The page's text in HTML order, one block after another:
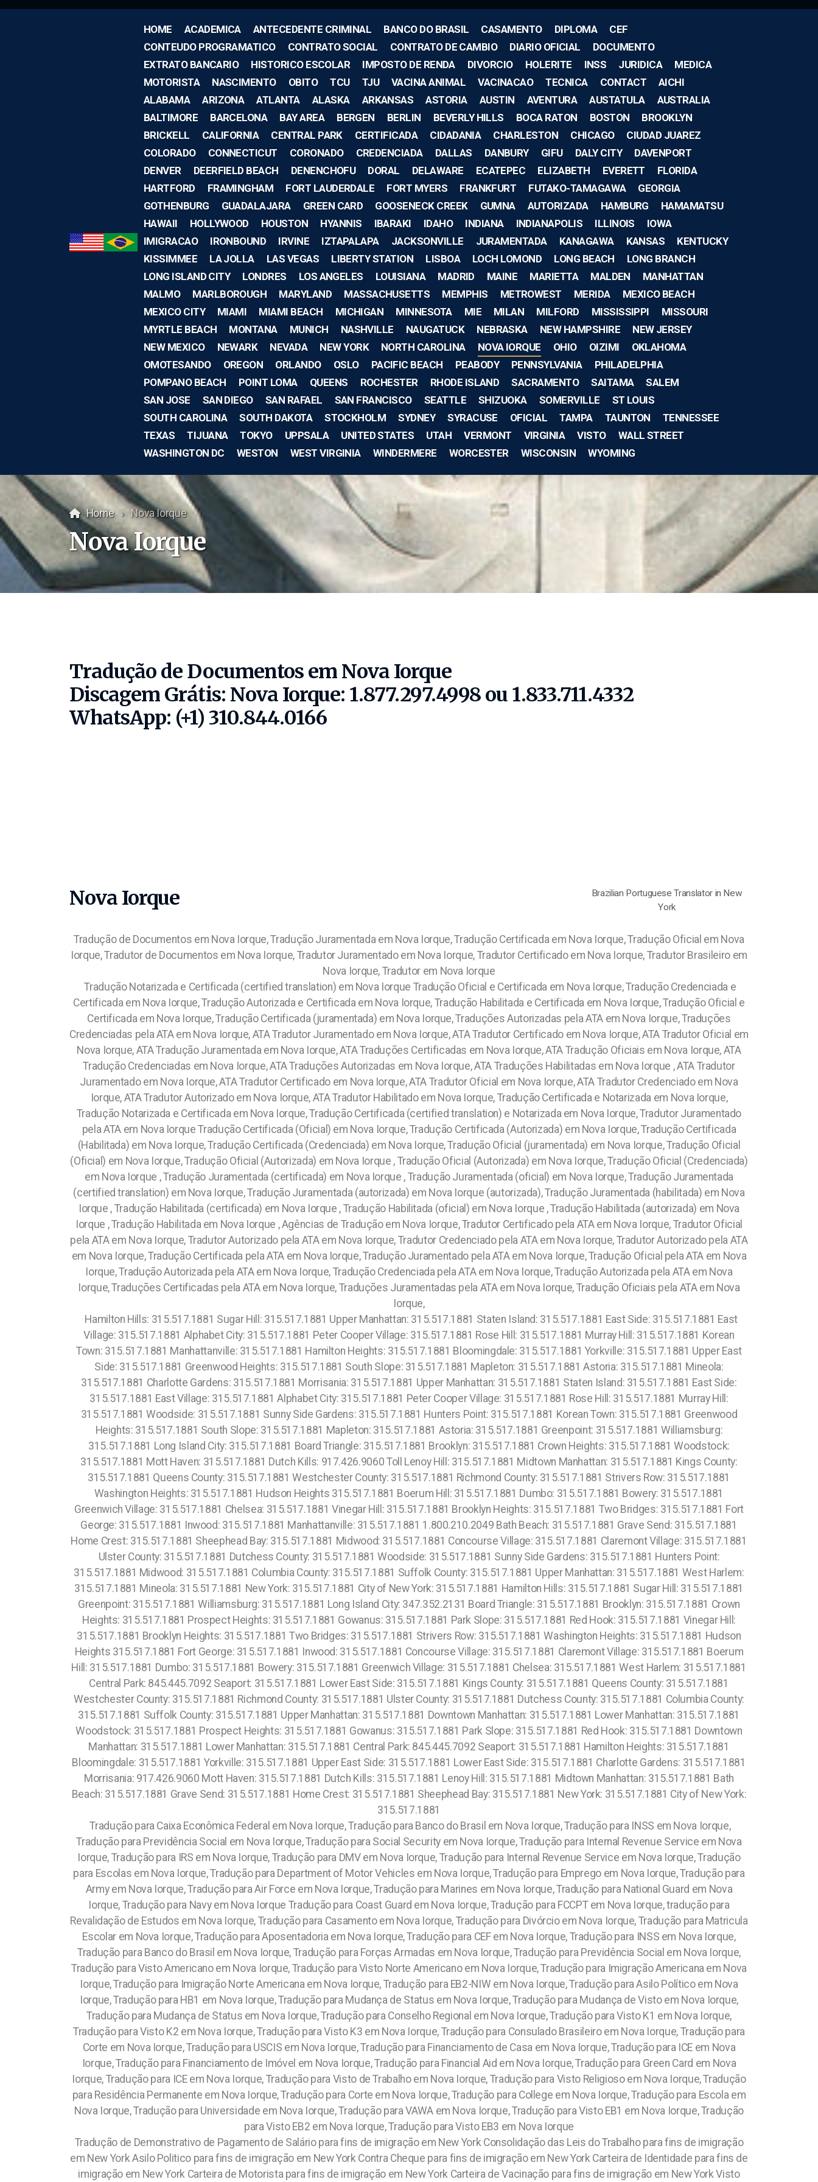
HOME ACADEMICA ANTECEDENTE CRIMINAL BANCO DO BRASIL CASAMENTO DIPLOMA
CEF
CONTEUDO PROGRAMATICO
CONTRATO SOCIAL CONTRATO DE CAMBIO DIARIO OFICIAL
DOCUMENTO
EXTRATO BANCARIO
HISTORICO ESCOLAR IMPOSTO DE RENDA DIVORCIO HOLERITE INSS JURIDICA
MEDICA
MOTORISTA
NASCIMENTO OBITO TCU TJU VACINA ANIMAL VACINACAO TECNICA CONTACT
AICHI
ALABAMA
ARIZONA ATLANTA ALASKA ARKANSAS ASTORIA AUSTIN AVENTURA AUSTATULA
AUSTRALIA
BALTIMORE
BARCELONA BAY AREA BERGEN BERLIN BEVERLY HILLS BOCA RATON BOSTON
BROOKLYN
BRICKELL
CALIFORNIA CENTRAL PARK CERTIFICADA CIDADANIA CHARLESTON CHICAGO
CIUDAD JUAREZ
COLORADO
CONNECTICUT CORONADO CREDENCIADA DALLAS DANBURY GIFU DALY CITY
DAVENPORT
DENVER
DEERFIELD BEACH DENENCHOFU DORAL DELAWARE ECATEPEC ELIZABETH EVERETT
FLORIDA
HARTFORD
FRAMINGHAM FORT LAUDERDALE FORT MYERS FRANKFURT FUTAKO-TAMAGAWA
GEORGIA
GOTHENBURG
GUADALAJARA GREEN CARD GOOSENECK CREEK GUMNA AUTORIZADA HAMBURG
HAMAMATSU
HAWAII
HOLLYWOOD HOUSTON HYANNIS IBARAKI IDAHO INDIANA INDIANAPOLIS ILLINOIS
IOWA
IMIGRACAO
IRONBOUND IRVINE IZTAPALAPA JACKSONVILLE JURAMENTADA KANAGAWA KANSAS
KENTUCKY
KISSIMMEE
LA JOLLA LAS VEGAS LIBERTY STATION LISBOA LOCH LOMOND LONG BEACH
LONG BRANCH
LONG ISLAND CITY
LONDRES LOS ANGELES LOUISIANA MADRID MAINE MARIETTA MALDEN
MANHATTAN
MALMO
MARLBOROUGH MARYLAND MASSACHUSETTS MEMPHIS METROWEST MERIDA
MEXICO BEACH
MEXICO CITY
MIAMI MIAMI BEACH MICHIGAN MINNESOTA MIE MILAN MILFORD MISSISSIPPI
MISSOURI
MYRTLE BEACH
MONTANA MUNICH NASHVILLE NAUGATUCK NEBRASKA NEW HAMPSHIRE
NEW JERSEY
NEW MEXICO
NEWARK NEVADA NEW YORK NORTH CAROLINA NOVA IORQUE OHIO OIZIMI
OKLAHOMA
OMOTESANDO
OREGON ORLANDO OSLO PACIFIC BEACH PEABODY PENNSYLVANIA
PHILADELPHIA
POMPANO BEACH
POINT LOMA QUEENS ROCHESTER RHODE ISLAND SACRAMENTO SAITAMA
SALEM
SAN JOSE
SAN DIEGO SAN RAFAEL SAN FRANCISCO SEATTLE SHIZUOKA SOMERVILLE
ST LOUIS
SOUTH CAROLINA
SOUTH DAKOTA STOCKHOLM SYDNEY SYRACUSE OFICIAL TAMPA TAUNTON
TENNESSEE
TEXAS
TIJUANA TOKYO UPPSALA UNITED STATES UTAH VERMONT VIRGINIA VISTO
WALL STREET
WASHINGTON DC
WESTON WEST VIRGINIA WINDERMERE WORCESTER WISCONSIN WYOMING
Home Nova Iorque
Nova Iorque
Tradução de Documentos em Nova Iorque
Discagem Grátis: Nova Iorque: 1.877.297.4998 ou 1.833.711.4332
WhatsApp: (+1) 310.844.0166
Brazilian Portuguese Translator in New
York
Nova Iorque
Tradução de Documentos em Nova Iorque, Tradução Juramentada em Nova Iorque, Tradução Certificada em Nova Iorque, Tradução Oficial em Nova
Iorque, Tradutor de Documentos em Nova Iorque, Tradutor Juramentado em Nova Iorque, Tradutor Certificado em Nova Iorque, Tradutor Brasileiro em
Nova Iorque, Tradutor em Nova Iorque
Tradução Notarizada e Certificada (certified translation) em Nova Iorque Tradução Oficial e Certificada em Nova Iorque, Tradução Credenciada e
Certificada em Nova Iorque, Tradução Autorizada e Certificada em Nova Iorque, Tradução Habilitada e Certificada em Nova Iorque, Tradução Oficial e
Certificada em Nova Iorque, Tradução Certificada (juramentada) em Nova Iorque, Traduções Autorizadas pela ATA em Nova Iorque, Traduções
Credenciadas pela ATA em Nova Iorque, ATA Tradutor Juramentado em Nova Iorque, ATA Tradutor Certificado em Nova Iorque, ATA Tradutor Oficial em
Nova Iorque, ATA Tradução Juramentada em Nova Iorque, ATA Traduções Certificadas em Nova Iorque, ATA Tradução Oficiais em Nova Iorque, ATA
Tradução Credenciadas em Nova Iorque, ATA Traduções Autorizadas em Nova Iorque, ATA Traduções Habilitadas em Nova Iorque , ATA Tradutor
Juramentado em Nova Iorque, ATA Tradutor Certificado em Nova Iorque, ATA Tradutor Oficial em Nova Iorque, ATA Tradutor Credenciado em Nova
Iorque, ATA Tradutor Autorizado em Nova Iorque, ATA Tradutor Habilitado em Nova Iorque, Tradução Certificada e Notarizada em Nova Iorque,
Tradução Notarizada e Certificada em Nova Iorque, Tradução Certificada (certified translation) e Notarizada em Nova Iorque, Tradutor Juramentado
pela ATA em Nova Iorque Tradução Certificada (Oficial) em Nova Iorque, Tradução Certificada (Autorizada) em Nova Iorque, Tradução Certificada
(Habilitada) em Nova Iorque, Tradução Certificada (Credenciada) em Nova Iorque, Tradução Oficial (juramentada) em Nova Iorque, Tradução Oficial
(Oficial) em Nova Iorque, Tradução Oficial (Autorizada) em Nova Iorque , Tradução Oficial (Autorizada) em Nova Iorque, Tradução Oficial (Credenciada)
em Nova Iorque , Tradução Juramentada (certificada) em Nova Iorque , Tradução Juramentada (oficial) em Nova Iorque, Tradução Juramentada
(certified translation) em Nova Iorque, Tradução Juramentada (autorizada) em Nova Iorque (autorizada), Tradução Juramentada (habilitada) em Nova
Iorque , Tradução Habilitada (certificada) em Nova Iorque , Tradução Habilitada (oficial) em Nova Iorque , Tradução Habilitada (autorizada) em Nova
Iorque , Tradução Habilitada em Nova Iorque , Agências de Tradução em Nova Iorque, Tradutor Certificado pela ATA em Nova Iorque, Tradutor Oficial
pela ATA em Nova Iorque, Tradutor Autorizado pela ATA em Nova Iorque, Tradutor Credenciado pela ATA em Nova Iorque, Tradutor Autorizado pela ATA
em Nova Iorque, Tradução Certificada pela ATA em Nova Iorque, Tradução Juramentado pela ATA em Nova Iorque, Tradução Oficial pela ATA em Nova
Iorque, Tradução Autorizada pela ATA em Nova Iorque, Tradução Credenciada pela ATA em Nova Iorque, Tradução Autorizada pela ATA em Nova
Iorque, Traduções Certificadas pela ATA em Nova Iorque, Traduções Juramentadas pela ATA em Nova Iorque, Tradução Oficiais pela ATA em Nova
Iorque,
Hamilton Hills: 315.517.1881 Sugar Hill: 315.517.1881 Upper Manhattan: 315.517.1881 Staten Island: 315.517.1881 East Side: 315.517.1881 East
Village: 315.517.1881 Alphabet City: 315.517.1881 Peter Cooper Village: 315.517.1881 Rose Hill: 315.517.1881 Murray Hill: 315.517.1881 Korean
Town: 315.517.1881 Manhattanville: 315.517.1881 Hamilton Heights: 315.517.1881 Bloomingdale: 315.517.1881 Yorkville: 315.517.1881 Upper East
Side: 315.517.1881 Greenwood Heights: 315.517.1881 South Slope: 315.517.1881 Mapleton: 315.517.1881 Astoria: 315.517.1881 Mineola:
315.517.1881 Charlotte Gardens: 315.517.1881 Morrisania: 315.517.1881 Upper Manhattan: 315.517.1881 Staten Island: 315.517.1881 East Side:
315.517.1881 East Village: 315.517.1881 Alphabet City: 315.517.1881 Peter Cooper Village: 315.517.1881 Rose Hill: 315.517.1881 Murray Hill:
315.517.1881 Woodside: 315.517.1881 Sunny Side Gardens: 315.517.1881 Hunters Point: 315.517.1881 Korean Town: 315.517.1881 Greenwood
Heights: 315.517.1881 South Slope: 315.517.1881 Mapleton: 315.517.1881 Astoria: 315.517.1881 Greenpoint: 315.517.1881 Williamsburg:
315.517.1881 Long Island City: 315.517.1881 Board Triangle: 315.517.1881 Brooklyn: 315.517.1881 Crown Heights: 315.517.1881 Woodstock:
315.517.1881 Mott Haven: 315.517.1881 Dutch Kills: 917.426.9060 Toll Lenoy Hill: 315.517.1881 Midtown Manhattan: 315.517.1881 Kings County:
315.517.1881 Queens County: 315.517.1881 Westchester County: 315.517.1881 Richmond County: 315.517.1881 Strivers Row: 315.517.1881
Washington Heights: 315.517.1881 Hudson Heights 315.517.1881 Boerum Hill: 315.517.1881 Dumbo: 315.517.1881 Bowery: 315.517.1881
Greenwich Village: 315.517.1881 Chelsea: 315.517.1881 Vinegar Hill: 315.517.1881 Brooklyn Heights: 315.517.1881 Two Bridges: 315.517.1881 Fort
George: 315.517.1881 Inwood: 315.517.1881 Manhattanville: 315.517.1881 1.800.210.2049 Bath Beach: 315.517.1881 Grave Send: 315.517.1881
Home Crest: 315.517.1881 Sheephead Bay: 315.517.1881 Midwood: 315.517.1881 Concourse Village: 315.517.1881 Claremont Village: 315.517.1881
Ulster County: 315.517.1881 Dutchess County: 315.517.1881 Woodside: 315.517.1881 Sunny Side Gardens: 315.517.1881 Hunters Point:
315.517.1881 Midwood: 315.517.1881 Columbia County: 315.517.1881 Suffolk County: 315.517.1881 Upper Manhattan: 315.517.1881 West Harlem:
315.517.1881 Mineola: 315.517.1881 New York: 315.517.1881 City of New York: 315.517.1881 Hamilton Hills: 315.517.1881 Sugar Hill: 315.517.1881
Greenpoint: 315.517.1881 Williamsburg: 315.517.1881 Long Island City: 347.352.2131 Board Triangle: 315.517.1881 Brooklyn: 315.517.1881 Crown
Heights: 315.517.1881 Prospect Heights: 315.517.1881 Gowanus: 315.517.1881 Park Slope: 315.517.1881 Red Hook: 315.517.1881 Vinegar Hill:
315.517.1881 Brooklyn Heights: 315.517.1881 Two Bridges: 315.517.1881 Strivers Row: 315.517.1881 Washington Heights: 315.517.1881 Hudson
Heights 315.517.1881 Fort George: 315.517.1881 Inwood: 315.517.1881 Concourse Village: 315.517.1881 Claremont Village: 315.517.1881 Boerum
Hill: 315.517.1881 Dumbo: 315.517.1881 Bowery: 315.517.1881 Greenwich Village: 315.517.1881 Chelsea: 315.517.1881 West Harlem: 315.517.1881
Central Park: 845.445.7092 Seaport: 315.517.1881 Lower East Side: 315.517.1881 Kings County: 315.517.1881 Queens County: 315.517.1881
Westchester County: 315.517.1881 Richmond County: 315.517.1881 Ulster County: 315.517.1881 Dutchess County: 315.517.1881 Columbia County:
315.517.1881 Suffolk County: 315.517.1881 Upper Manhattan: 315.517.1881 Downtown Manhattan: 315.517.1881 Lower Manhattan: 315.517.1881
Woodstock: 315.517.1881 Prospect Heights: 315.517.1881 Gowanus: 315.517.1881 Park Slope: 315.517.1881 Red Hook: 315.517.1881 Downtown
Manhattan: 315.517.1881 Lower Manhattan: 315.517.1881 Central Park: 845.445.7092 Seaport: 315.517.1881 Hamilton Heights: 315.517.1881
Bloomingdale: 315.517.1881 Yorkville: 315.517.1881 Upper East Side: 315.517.1881 Lower East Side: 315.517.1881 Charlotte Gardens: 315.517.1881
Morrisania: 917.426.9060 Mott Haven: 315.517.1881 Dutch Kills: 315.517.1881 Lenoy Hill: 315.517.1881 Midtown Manhattan: 315.517.1881 Bath
Beach: 315.517.1881 Grave Send: 315.517.1881 Home Crest: 315.517.1881 Sheephead Bay: 315.517.1881 New York: 315.517.1881 City of New York:
315.517.1881
Tradução para Caixa Econômica Federal em Nova Iorque, Tradução para Banco do Brasil em Nova Iorque, Tradução para INSS em Nova Iorque,
Tradução para Previdência Social em Nova Iorque, Tradução para Social Security em Nova Iorque, Tradução para Internal Revenue Service em Nova
Iorque, Tradução para IRS em Nova Iorque, Tradução para DMV em Nova Iorque, Tradução para Internal Revenue Service em Nova Iorque, Tradução
para Escolas em Nova Iorque, Tradução para Department of Motor Vehicles em Nova Iorque, Tradução para Emprego em Nova Iorque, Tradução para
Army em Nova Iorque, Tradução para Air Force em Nova Iorque, Tradução para Marines em Nova Iorque, Tradução para National Guard em Nova
Iorque, Tradução para Navy em Nova Iorque Tradução para Coast Guard em Nova Iorque, Tradução para FCCPT em Nova Iorque, tradução para
Revalidação de Estudos em Nova Iorque, Tradução para Casamento em Nova Iorque, Tradução para Divórcio em Nova Iorque, Tradução para Matricula
Escolar em Nova Iorque, Tradução para Aposentadoria em Nova Iorque, Tradução para CEF em Nova Iorque, Tradução para INSS em Nova Iorque,
Tradução para Banco do Brasil em Nova Iorque, Tradução para Forças Armadas em Nova Iorque, Tradução para Previdência Social em Nova Iorque,
Tradução para Visto Americano em Nova Iorque, Tradução para Visto Norte Americano em Nova Iorque, Tradução para Imigração Americana em Nova
Iorque, Tradução para Imigração Norte Americana em Nova Iorque, Tradução para EB2-NIW em Nova Iorque, Tradução para Asilo Político em Nova
Iorque, Tradução para HB1 em Nova Iorque, Tradução para Mudança de Status em Nova Iorque, Tradução para Mudança de Visto em Nova Iorque,
Tradução para Mudança de Status em Nova Iorque, Tradução para Conselho Regional em Nova Iorque, Tradução para Visto K1 em Nova Iorque,
Tradução para Visto K2 em Nova Iorque, Tradução para Visto K3 em Nova Iorque, Tradução para Consulado Brasileiro em Nova Iorque, Tradução para
Corte em Nova Iorque, Tradução para USCIS em Nova Iorque, Tradução para Financiamento de Casa em Nova Iorque, Tradução para ICE em Nova
Iorque, Tradução para Financiamento de Imóvel em Nova Iorque, Tradução para Financial Aid em Nova Iorque, Tradução para Green Card em Nova
Iorque, Tradução para ICE em Nova Iorque, Tradução para Visto de Trabalho em Nova Iorque, Tradução para Visto Religioso em Nova Iorque, Tradução
para Residência Permanente em Nova Iorque, Tradução para Corte em Nova Iorque, Tradução para College em Nova Iorque, Tradução para Escola em
Nova Iorque, Tradução para Universidade em Nova Iorque, Tradução para VAWA em Nova Iorque, Tradução para Visto EB1 em Nova Iorque, Tradução
para Visto EB2 em Nova Iorque, Tradução para Visto EB3 em Nova Iorque
Tradução de Demonstrativo de Pagamento de Salário para fins de imigração em New York Consolidação das Leis do Trabalho para fins de imigração em New York Asilo Politico para fins de imigração em New York Contra Cheque para fins de imigração em New York Carteira de Identidade para fins de imigração em New York Carteira de Motorista para fins de imigração em New York Carteira de Vacinação para fins de imigração em New York Visto Norte Americano para fins de imigração em New York Carta de Recomendação para fins de imigração em New York Histórico Escolar para fins de imigração em New York Carteira de Identidade para fins de imigração em New York Exame Médico para fins de imigração em New York Holerite para fins de imigração em New York Carteira de Vacinação para fins de imigração em New York Carteira Profissional para fins de imigração em New York Relatório Médico para fins de imigração em New York Carteira de Habilitação para fins de imigração em New York Comprovante de Renda para fins de imigração em New York Plano de Negócios para fins de imigração em New York Carta de Recomendação para fins de imigração em New York Certificado Brasileiro para fins de imigração em New York Certidão de Nascimento brasileira para fins de imigração em New York Certidão de Casamento brasileira para fins de imigração em New York Imposto de Renda para fins de imigração em New York Relatório Médico para fins de imigração em New York Carteira Profissional para fins de imigração em New York Contrato de Compra e Venda para fins de imigração em New York Certidão de Divórcio brasileira para fins de imigração em New York Certidão Negativa brasileira para fins de imigração em New York Atos Constitutivos para fins de imigração em New York Fundo de Garantia por Tempo de Serviço (FGTS) para fins de imigração em New York Termo de Quitação de Rescisão do Contrato de Trabalho para fins de imigração em New York Fundo de Garantia por Tempo de Serviço (FGTS) para fins de imigração em New York Carteira de Habilitação para fins de imigração em New York Certidão de Divórcio brasileira para fins de imigração em New York Green Card para fins de imigração em New York Visto Americano para fins de imigração em New York Visto Norte Americano para fins de imigração em New York Declaração de Renda para fins de imigração em New York Contrato Trabalhistico para fins de imigração em New York Contrato de Trabalho para fins de imigração em New York Visto Americano para fins de imigração em New York Business Plan para fins de imigração em New York Receita de Remeédio para fins de imigração em New York Extrato Bancário para fins de imigração em New York Antecedente Criminal para fins de imigração em New York Guia de Recolhimento Rescisório do FGTS para fins de imigração em New York Guia para Recolhimento Individual do FGTS para fins de imigração em New York Aviso Prévio para fins de imigração em New York Termo de Quitação de Rescisão do Contrato de Trabalho para fins de imigração em New York Extrato de Conta do Fundo de Guarantia - FGTS para fins de imigração em New York EB2-NIW para fins de imigração em New York Diploma Brasileiro para fins de imigração em New York Exame Médico para fins de imigração em New York Extrato Bancário para fins de imigração em New York Diploma Universitário para fins de imigração em New York Diploma de Faculdade para fins de imigração em New York Demonstrativo de Pagamento de Salário para fins de imigração em New York Consolidação das Leis do Trabalho para fins de imigração em New York Asilo Politico para fins de imigração em New York Brazilian Power of Attorney Translation for US Immigration Purposes in New York – Official Portuguese (Brazil) USCIS Translation in New York - Certidão Negativa brasileira para fins de imigração em New York Diploma Brasileiro para fins de imigração em New York Comprovação de Renda para fins de imigração em New York Histórico Escolar para fins de imigração em New York Estados Unidos New York – Brazilian Auditing Translation for US Immigration Purposes in New York – Brazilian Education Records Translation for US Immigration Purposes in New York - Official Portuguese to English Translation for US Immigration Purposes in New York – Brazilian Check Stub Translation for US Immigration Purposes in New York – Brazilian Employer Verification Translation for US Immigration Purposes in New York Consecutive Portuguese to English Interpreter in New York - Simultaneous Brazilian Interpreter in New York - Tradutor em New York (@Tradutor em New York ) Tradutor Certificado em New York (@tradutor certificado em New York ) Tradutor Juramentado em New York (@tradutor juramentado em New York ) Tradutor Oficial em New York (@tradutor oficial em New York ) Tradutor em New York (@Tradutor em New York ) Tradutor Certificado em New York (@tradutor certificado em New York ) Tradutor Juramentado em New York (@tradutor juramentado em New York ) Tradutor Oficial em New York (@tradutor oficial em New York ) Tradutor certificado Português ↔️ English New York Tradutor juramentado Português ↔️ English New York Tradutor oficial Português ↔️ English New York Tradutor credenciado Português ↔️ English New York Tradutor autorizado Português ↔️ English New York Tradutor reconhecido Português ↔️ English New York Tradutor aprovado Português ↔️ English New York Tradutor Juramentado e Certificado | New York Tradução Certificado e Juramnentado | New York Tradutor Certificado (Certified Translator em New York ) Tradutor Juramentado (Certified Translator em New York ) Tradutor Oficial (Official Translator em New York ) Immigration Certified Translator in New York Certified Immigration Translator in New York Certified Portuguese Translator in New York Portuguese Certified Translator in New York Brazilian Translator in New York Portuguese Translator in New York Brazilian Portuguese Translator in New York Certified Portuguese (Brazil) Translator in New York Certified Brazil (Portuguese) Translator in New York Immigration Official Translator in New York Official Immigration Translator in New York Official Portuguese Translator in New York Portuguese Official Translator in New York Official Brazilian Translator in New York Official Portuguese Translator in New York Official Brazilian Portuguese Translator in New York Official Portuguese (Brazil) Translator in New York n Official Brazil (Portuguese) Translator in New York Tradutor para USCIS em New York Tradutor Juramentado para USCIS em New York Tradutor Certificado para USCIS em New York Tradutor Oficial para USCIS em New York Tradutor para a USCIS em New York Tradutor para o USCIS em New York Tradutor junto ao USCIS em New York Tradutor autorizado USCIS em New York Tradutor credenciado USCIS em New York Tradutor reconhecido USCIS em New York Tradutor para Imigração USCIS em New York Tradutor para Imigração Americana em New York Tradutor para Imigração Norte Americana em New York Tradutor para Imigração dos New York em New York Tradutor para Imigração dos EUA em New York Tradutor Credenciado Oficial a USCIS em New York Tradutor Credenciado Certificado à USCIS em New York Tradutor Credenciado Juramentado à USCIS em New York Tradutor Credenciado Reconhecido à USCIS em New York Tradutor Credenciado Aceito à USCIS em New York Tradutor Credenciado Habilitado à USCIS em New York Tradutor Credenciado Experiente à USCIS em New York Tradutor Credenciado Competente à USCIS em New York Tradutor Credenciado Junto à USCIS em New York Brazilian Document Translator in New York Official Brazilian Document Translator in New York Certified Brazilian Document Translator in New York Portuguese Document Translator in New York - Brazilian Financial Translation for US Immigration Purposes in New York - Official Portuguese Document Translator in New York Certified Portuguese Document Translator in New York Tradutor para Green Card em New York Tradutor para Green Card Americano em New York Tradutor para Green Card Norte Ameriano em New York Tradutor para Visto Americano em New York Tradutor para Visto Norte Americano em New York Tradutor para Visto EB2-NIW em New York Tradutor para Visto EB1 em New York Tradutor para Visto EB3 em New York Tradutor da ATA em New York Tradutor da American Translator Association em New York ATA Member in New York Certified ATA Member in New York Official ATA Member in New York Tradutor Juramentado da ATA em New York Tradutor Certificado da ATA em New York Tradutor Oficial da ATA em New York Tradutor Credenciado da ATA em New York CRCDF para USCIS em New York - USCIS Portuguese Document Translation in New York - USCIS Certified Translation Services in New York - Brazilian Document Translation for USCIS in New York - Portuguese Document Translation for USCIS in New York - Translate Brazilian Documents for USCIS in New York - Translate Portuguese Documents for USCIS in New York - USCIS Approved Translator Near Me in New York - Translate Documents for USCIS in New York - USCIS Translation Requirements in New York - USCIS Document Translation Requirements in New York - Certified Translation for USCIS in New York - USCIS Official Translator in New York - Brazilian CPF Translation for US Immigration Purposes in New York - Brazilian Contract Translation for US Immigration Purposes in New York - Traduções Certificadas Para o USCIS em New York - Traduções Juramentadas Para o USCIS em New York - Tradução Oficial USCIS em New York - Brazilian Purchase and Sale Translation for US Immigration Purposes in New York - Brazilian Individual Income Translation for US Immigration Purposes in New York – Brazilian Corporate Tax Adoption Translation for US Immigration Purposes in New York - Brazilian Portuguese Translation for US Immigration Purposes in New York – Certified Brazilian Portuguese Translation for US Immigration Purposes in New York - Brazilian Translation Services for US Immigration Purposes in New York – Portuguese Translation Services for US Immigration Purposes in New York – Certified Portuguese Translation f